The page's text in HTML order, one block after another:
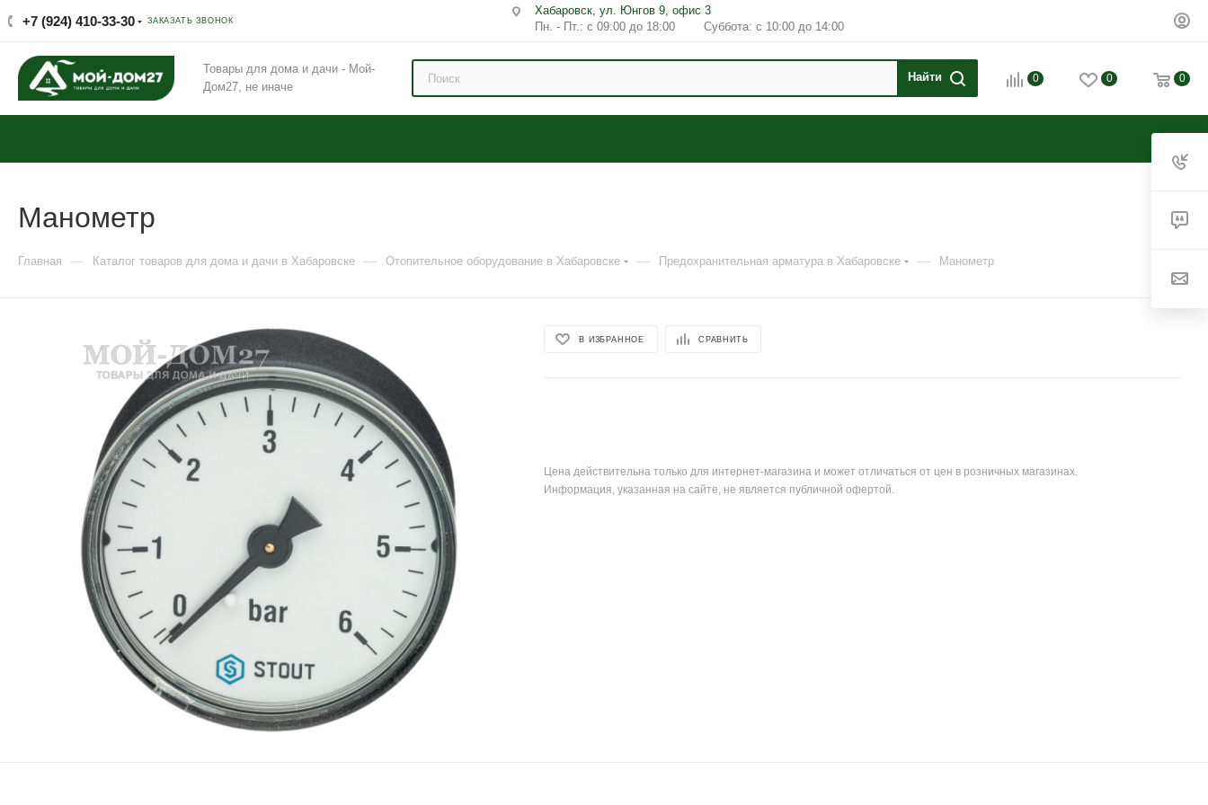
+7 (924) 410-33-30 ЗАКАЗАТЬ ЗВОНОК
Хабаровск, ул. Юнгов 9, офис 3
Пн. - Пт.: с 09:00 до 18:00 Суббота: с 10:00 до 14:00
Товары для дома и дачи - Мой-
Дом27, не иначе
0 0 0
Манометр
Главная — Каталог товаров для дома и дачи в Хабаровске — Отопительное оборудование в Хабаровске — Предохранительная арматура в Хабаровске — Манометр
В ИЗБРАННОЕ СРАВНИТЬ
Цена действительна только для интернет-магазина и может отличаться от цен в розничных магазинах.
Информация, указанная на сайте, не является публичной офертой.